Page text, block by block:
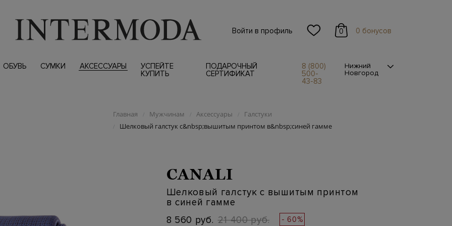
Войти в профиль 0 0 бонусов
ОБУВЬ СУМКИ АКСЕССУАРЫ
УСПЕЙТЕ
КУПИТЬ
ПОДАРОЧНЫЙ
СЕРТИФИКАТ
8 (800)
500-
43-83
Нижний
Новгород
Главная / Мужчинам / Аксессуары / Галстуки
/ Шелковый галстук с&nbsp;вышитым принтом в&nbsp;синей гамме
CANALI
Шелковый галстук с вышитым принтом
в синей гамме
8 560 руб. 21 400 руб. - 60%